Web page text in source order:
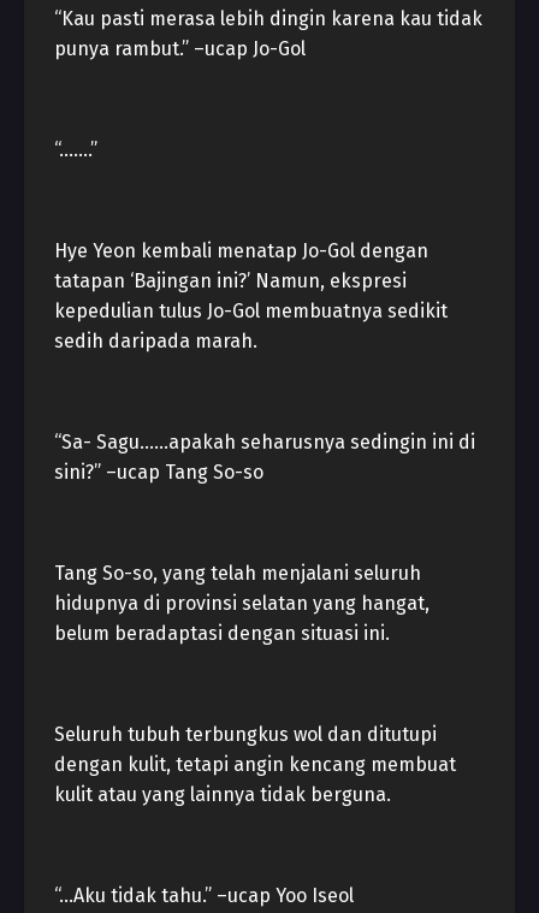
“Kau pasti merasa lebih dingin karena kau tidak
punya rambut.” –ucap Jo-Gol
“…….”
Hye Yeon kembali menatap Jo-Gol dengan
tatapan ‘Bajingan ini?’ Namun, ekspresi
kepedulian tulus Jo-Gol membuatnya sedikit
sedih daripada marah.
“Sa- Sagu……apakah seharusnya sedingin ini di
sini?” –ucap Tang So-so
Tang So-so, yang telah menjalani seluruh
hidupnya di provinsi selatan yang hangat,
belum beradaptasi dengan situasi ini.
Seluruh tubuh terbungkus wol dan ditutupi
dengan kulit, tetapi angin kencang membuat
kulit atau yang lainnya tidak berguna.
“…Aku tidak tahu.” –ucap Yoo Iseol